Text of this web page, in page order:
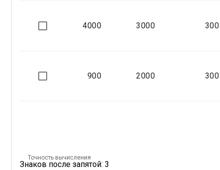
4000 3000 300
900 2000 300
Точность вычисления
Знаков после запятой: 3